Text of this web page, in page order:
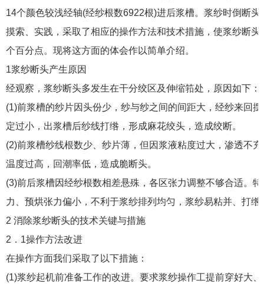
14个颜色较浅经轴(经纱根数6922根)进后浆槽。浆纱时倒断
摸索、实践，采取了相应的操作方法和技术措施，使浆纱断
个百分点。现将这方面的体会作以简单介绍。
1浆纱断头产生原因
经观察，浆纱断头多发生在干分绞区及伸缩筘处，原因如下：
(1)前浆槽的纱片因头份少，纱与纱之间的间距大，经纱来回
定过小，出浆槽后纱线打绺，形成麻花绞头，造成绞断。
(2)前浆槽纱线根数少、纱片薄，但因浆液粘度过大，渗透不
温度过高，回潮率低，造成脆断头。
(3)前后浆槽因经纱根数相差悬殊，各区张力调整不够合适。
力、预烘张力偏小，不利于浆纱排列均匀，浆纱易粘并、打绺
2 消除浆纱断头的技术关键与措施
2．1操作方法改进
在操作方面我们采取了以下措施：
(1)浆纱起机前准备工作的改进。要求浆纱操作工提前穿好大